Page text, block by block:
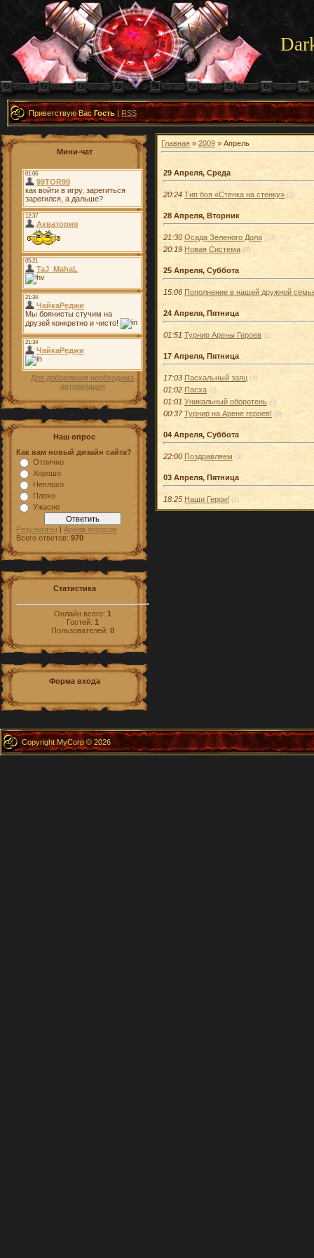
Приветствую Вас Гость|RSS
Мини-чат
Для добавления необходима
авторизация
Наш опрос
Как вам новый дизайн сайта?
Отлично
Хорошо
Неплохо
Плохо
Ужасно
Результаты | Архив опросов
Всего ответов: 970
Статистика
Онлайн всего: 1
Гостей: 1
Пользователей: 0
Форма входа
Главная » 2009 » Апрель
29 Апреля, Среда
20:24 Тип боя «Стенка на стенку» (2)
28 Апреля, Вторник
21:30 Осада Зеленого Дола (10)
20:19 Новая Система (0)
25 Апреля, Суббота
15:06 Пополнение в нашей дружной
24 Апреля, Пятница
01:51 Турнир Арены Героев (1)
17 Апреля, Пятница
17:03 Пасхальный заяц (3)
01:02 Пасха (0)
01:01 Уникальный оборотень (0)
00:37 Турнир на Арене героев! (0)
04 Апреля, Суббота
22:00 Поздравляем (2)
03 Апреля, Пятница
18:25 Наши Герои! (2)
Copyright MyCorp © 2026